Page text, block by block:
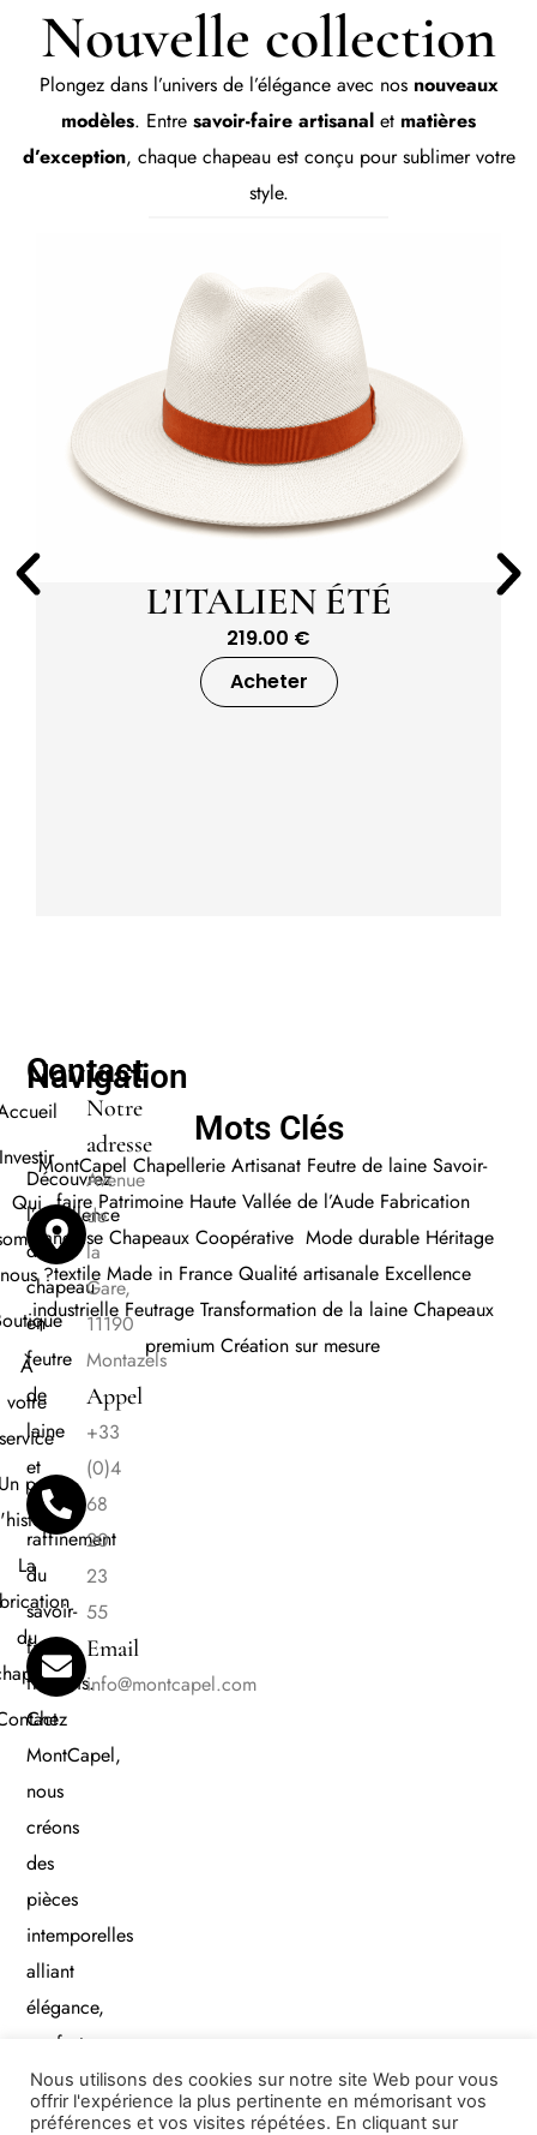
Nouvelle collection
Plongez dans l’univers de l’élégance avec nos nouveaux
modèles. Entre savoir-faire artisanal et matières
d’exception, chaque chapeau est conçu pour sublimer votre
style.
L’ITALIEN ÉTÉ
219.00 €
Acheter
Découvrez
l’excellence
du
chapeau
en
feutre
de
laine
et
le
raffinement
du
savoir-
faire
français.
Chez
MontCapel,
nous
créons
des
pièces
intemporelles
alliant
élégance,
confort
et
qualité.
Navigation
Investir
Qui
nous ?
À
votre
service
peu
La
du
Contact
Notre
adresse
Avenue
de
la
Gare,
11190
Montazels
Appel
+33
(0)4
68
20
23
55
Email
info@montcapel.com
Mots Clés
MontCapel Chapellerie Artisanat Feutre de laine Savoir-
faire Patrimoine Haute Vallée de l’Aude Fabrication
française Chapeaux Coopérative Mode durable Héritage
textile Made in France Qualité artisanale Excellence
industrielle Feutrage Transformation de la laine Chapeaux
premium Création sur mesure
Nous utilisons des cookies sur notre site Web pour vous
offrir l'expérience la plus pertinente en mémorisant vos
préférences et vos visites répétées. En cliquant sur